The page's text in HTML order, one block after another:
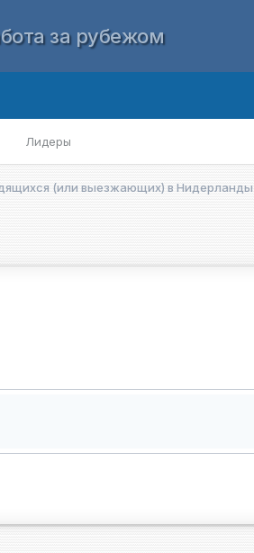
за рубежом
Лидеры
(или выезжающих) в Нидерланды